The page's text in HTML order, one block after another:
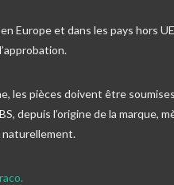
Europe et dans les pays hors
les pièces doivent être
depuis l’origine de la
naturellement.